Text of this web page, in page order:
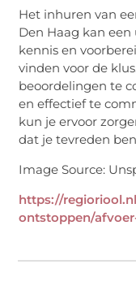
Het inhuren van
Den Haag kan
kennis en
vinden voor de
beoordelingen te
en effectief te
kun je ervoor
dat je tevreden
Image Source:
https://
ontstoppen/